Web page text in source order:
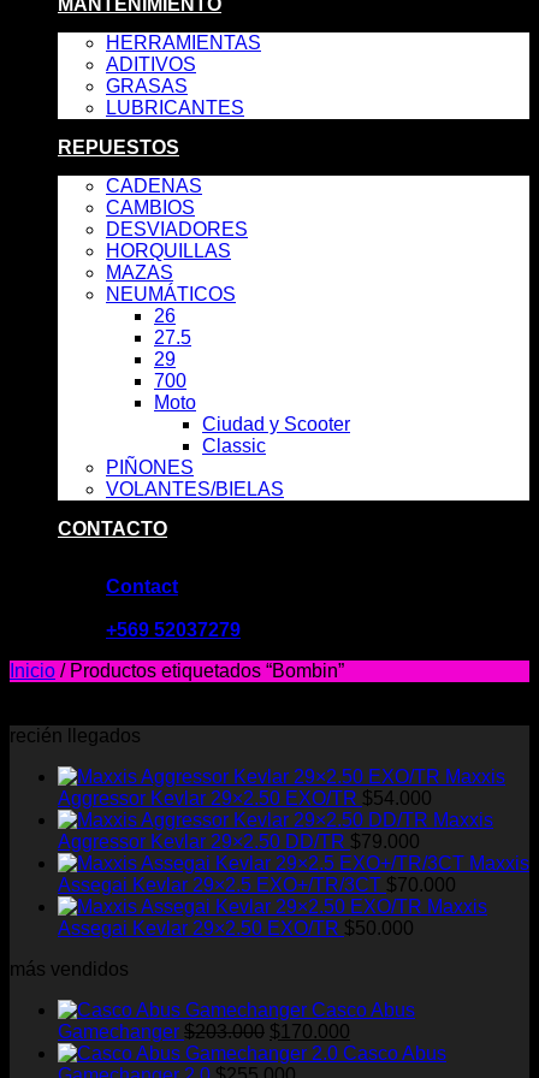
MANTENIMIENTO
HERRAMIENTAS
ADITIVOS
GRASAS
LUBRICANTES
REPUESTOS
CADENAS
CAMBIOS
DESVIADORES
HORQUILLAS
MAZAS
NEUMÁTICOS
26
27.5
29
700
Moto
Ciudad y Scooter
Classic
PIÑONES
VOLANTES/BIELAS
CONTACTO
Contact
+569 52037279
Inicio /Productos etiquetados “Bombin”
recién llegados
Maxxis
Aggressor Kevlar 29×2.50 EXO/TR $54.000
Maxxis
Aggressor Kevlar 29×2.50 DD/TR $79.000
Maxxis
Assegai Kevlar 29×2.5 EXO+/TR/3CT $70.000
Maxxis
Assegai Kevlar 29×2.50 EXO/TR $50.000
más vendidos
Casco Abus
Gamechanger $203.000 El
precio
original
$170.000
precio
Casco Abus